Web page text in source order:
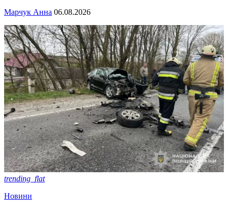
Марчук Анна 06.08.2026
trending_flat
Новини